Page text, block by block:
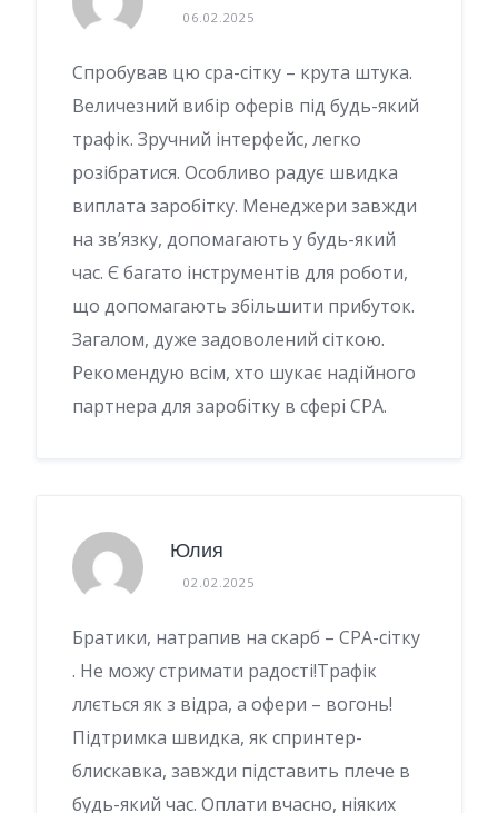
06.02.2025
Спробував цю cpa-сітку – крута штука.
Величезний вибір оферів під будь-який
трафік. Зручний інтерфейс, легко
розібратися. Особливо радує швидка
виплата заробітку. Менеджери завжди
на зв’язку, допомагають у будь-який
час. Є багато інструментів для роботи,
що допомагають збільшити прибуток.
Загалом, дуже задоволений сіткою.
Рекомендую всім, хто шукає надійного
партнера для заробітку в сфері CPA.
Юлия
02.02.2025
Братики, натрапив на скарб – CPA-сітку
. Не можу стримати радості!Трафік
ллється як з відра, а офери – вогонь!
Підтримка швидка, як спринтер-
блискавка, завжди підставить плече в
будь-який час. Оплати вчасно, ніяких